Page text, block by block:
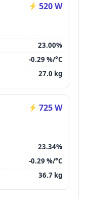
520 W
23.00%
-0.29 %/°C
27.0 kg
725 W
23.34%
-0.29 %/°C
36.7 kg